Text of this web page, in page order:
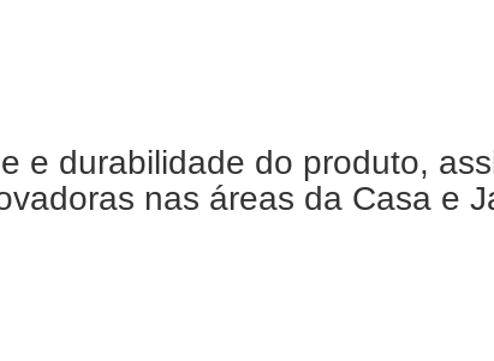
e durabilidade do produto,
nas áreas da Casa e